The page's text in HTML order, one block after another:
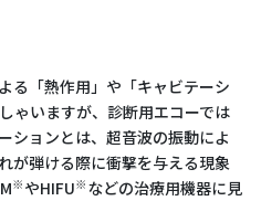
る「熱作用」や「キャビテーシ
ゃいますが、診断用エコーでは
ションとは、超音波の振動によ
が弾ける際に衝撃を与える現象
※ やHIFU※ などの治療用機器に見